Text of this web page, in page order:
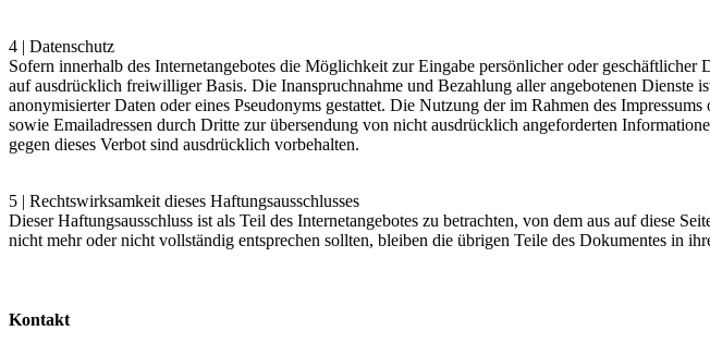
4 | Datenschutz
Sofern innerhalb des Internetangebotes die Möglichkeit zur Eingabe persönlicher oder
auf ausdrücklich freiwilliger Basis. Die Inanspruchnahme und Bezahlung aller angebotenen
anonymisierter Daten oder eines Pseudonyms gestattet. Die Nutzung der im Rahmen des
sowie Emailadressen durch Dritte zur übersendung von nicht ausdrücklich angeforderten
gegen dieses Verbot sind ausdrücklich vorbehalten.
5 | Rechtswirksamkeit dieses Haftungsausschlusses
Dieser Haftungsausschluss ist als Teil des Internetangebotes zu betrachten, von dem aus auf diese
nicht mehr oder nicht vollständig entsprechen sollten, bleiben die übrigen Teile des Dokumentes in
Kontakt